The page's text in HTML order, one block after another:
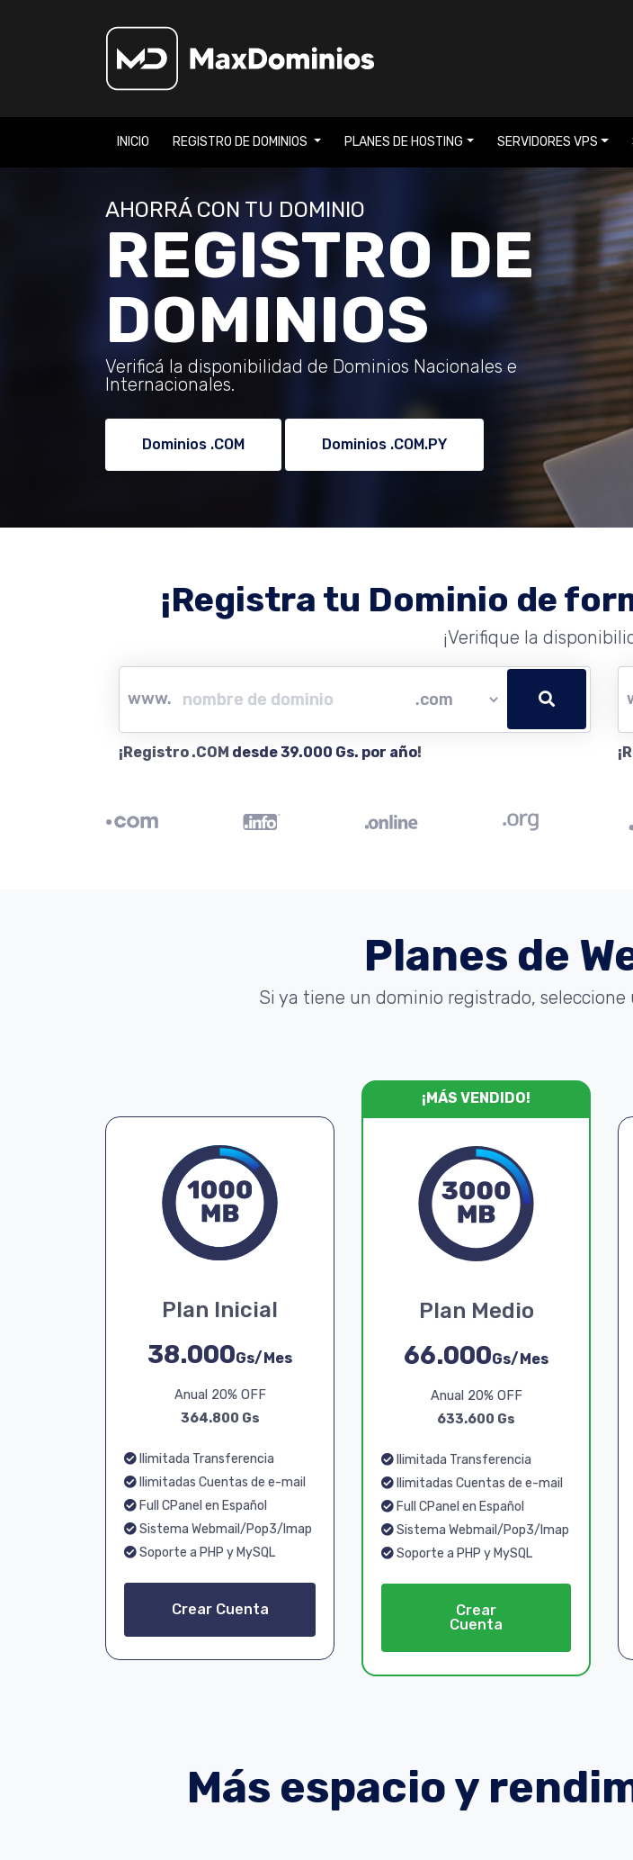
INICIO REGISTRO DE DOMINIOS PLANES DE HOSTING SERVIDORES VPS
AHORRÁ CON TU DOMINIO
REGISTRO DE
DOMINIOS
Verificá la disponibilidad de Dominios Nacionales e
Internacionales.
Dominios .COM Dominios .COM.PY
¡Registra tu Dominio de
¡Verifique la
www.
¡Registro .COM desde 39.000 Gs. por año!
Planes de
Si ya tiene un dominio registrado,
Plan Inicial
38.000Gs/Mes
Anual 20% OFF
364.800 Gs
Ilimitada Transferencia
Ilimitadas Cuentas de e-mail
Full CPanel en Español
Sistema Webmail/Pop3/Imap
Soporte a PHP y MySQL
Crear Cuenta
¡MÁS VENDIDO!
Plan Medio
66.000Gs/Mes
Anual 20% OFF
633.600 Gs
Ilimitada Transferencia
Ilimitadas Cuentas de e-mail
Full CPanel en Español
Sistema Webmail/Pop3/Imap
Soporte a PHP y MySQL
Crear
Cuenta
Más espacio y